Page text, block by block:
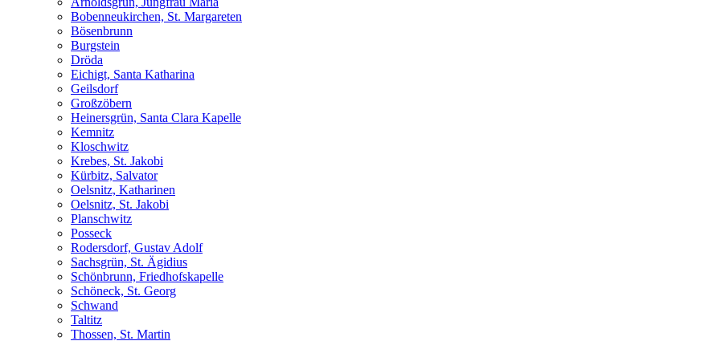
Bobenneukirchen, St. Margareten
Bösenbrunn
Burgstein
Dröda
Eichigt, Santa Katharina
Geilsdorf
Großzöbern
Heinersgrün, Santa Clara Kapelle
Kemnitz
Kloschwitz
Krebes, St. Jakobi
Kürbitz, Salvator
Oelsnitz, Katharinen
Oelsnitz, St. Jakobi
Planschwitz
Posseck
Rodersdorf, Gustav Adolf
Sachsgrün, St. Ägidius
Schönbrunn, Friedhofskapelle
Schöneck, St. Georg
Schwand
Taltitz
Thossen, St. Martin